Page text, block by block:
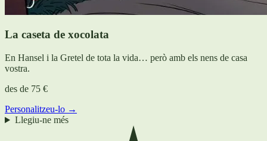
La caseta de xocolata
En Hansel i la Gretel de tota la vida… però amb els nens de casa
vostra.
des de 75 €
Personalitzeu-lo →
Llegiu-ne més